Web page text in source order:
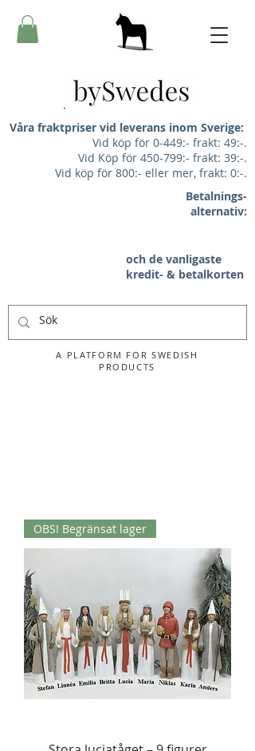
A PLATFORM FOR SWEDISH
PRODUCTS
Våra fraktpriser vid leverans inom Sverige:
Vid köp för 0-449:- frakt: 49:-.
Vid Köp för 450-799:- frakt: 39:-.
Vid köp för 800:- eller mer, frakt: 0:-.
Betalnings-
alternativ:
och de vanligaste
kredit- & betalkorten
OBS! Begränsat lager